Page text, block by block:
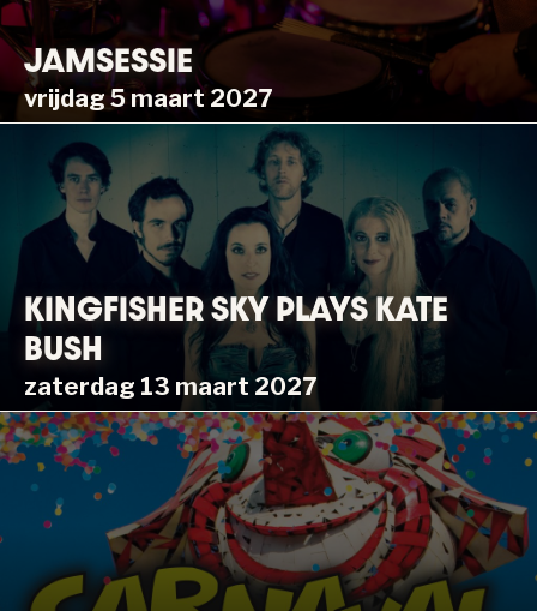
JAMSESSIE
vrijdag 5 maart 2027
KINGFISHER SKY PLAYS KATE
BUSH
zaterdag 13 maart 2027